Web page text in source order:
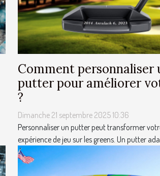
Comment personnaliser
putter pour améliorer
?
Dimanche 21 septembre 2025 10:36
Personnaliser un putter peut transformer
expérience de jeu sur les greens. Un putter